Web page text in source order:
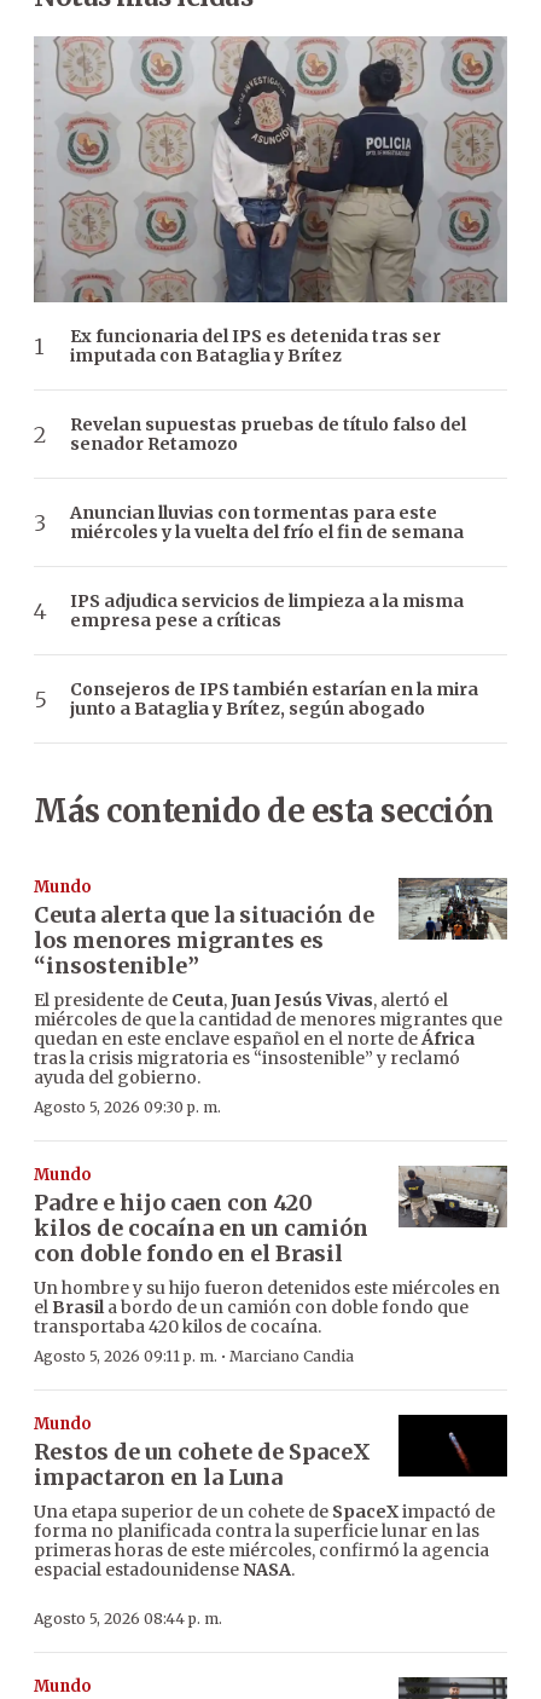
Ex funcionaria del IPS es detenida tras ser
imputada con Bataglia y Brítez
Revelan supuestas pruebas de título falso del
senador Retamozo
Anuncian lluvias con tormentas para este
miércoles y la vuelta del frío el fin de semana
IPS adjudica servicios de limpieza a la misma
empresa pese a críticas
Consejeros de IPS también estarían en la mira
junto a Bataglia y Brítez, según abogado
Más contenido de esta sección
Mundo
Ceuta alerta que la situación de
los menores migrantes es
“insostenible”
El presidente de Ceuta,Juan Jesús Vivas, alertó el
miércoles de que la cantidad de menores migrantes que
quedan en este enclave español en el norte deÁfrica
tras la crisis migratoria es “insostenible” y reclamó
ayuda del gobierno.
Agosto 5, 2026 09:30 p. m.
Mundo
Padre e hijo caen con 420
kilos de cocaína en un camión
con doble fondo en el Brasil
Un hombre y su hijo fueron detenidos este miércoles en
el Brasila bordo de un camión con doble fondo que
transportaba 420 kilos de cocaína.
Agosto 5, 2026 09:11 p. m. · Marciano Candia
Mundo
Restos de un cohete de SpaceX
impactaron en la Luna
Una etapa superior de un cohete de SpaceXimpactó de
forma no planificada contra la superficie lunar en las
primeras horas de este miércoles, confirmó la agencia
espacial estadounidenseNASA.
Agosto 5, 2026 08:44 p. m.
Mundo